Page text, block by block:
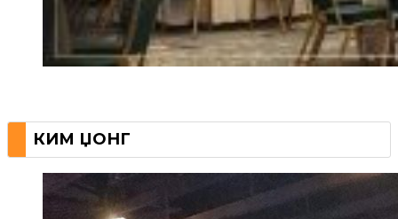
КИМ ЏОНГ